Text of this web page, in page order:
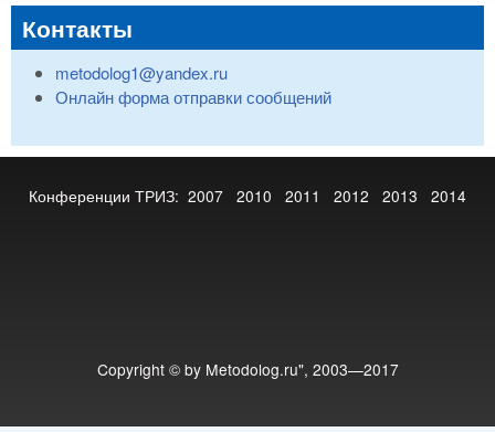
Контакты
metodolog1@yandex.ru
Онлайн форма отправки сообщений
Конференции ТРИЗ: 2007 2010 2011 2012 2013 2014
Copyright © by Metodolog.ru", 2003—2017